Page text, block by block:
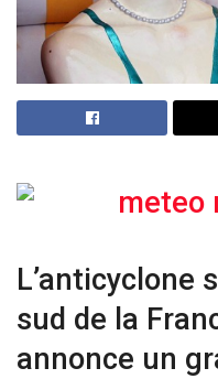
L’anticyclone
sud de la
annonce un